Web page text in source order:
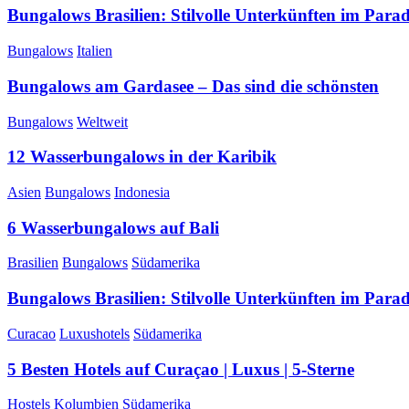
Bungalows Brasilien: Stilvolle Unterkünften im
Bungalows Italien
Bungalows am Gardasee – Das sind die schönsten
Bungalows Weltweit
12 Wasserbungalows in der Karibik
Asien Bungalows Indonesia
6 Wasserbungalows auf Bali
Brasilien Bungalows Südamerika
Bungalows Brasilien: Stilvolle Unterkünften im
Curacao Luxushotels Südamerika
5 Besten Hotels auf Curaçao | Luxus | 5-Sterne
Hostels Kolumbien Südamerika